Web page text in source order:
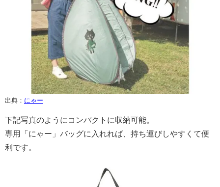
出典： にゃー
下記写真のようにコンパクトに収納可能。
専用「にゃー」バッグに入れれば、持ち運びしやすくて便
利です。